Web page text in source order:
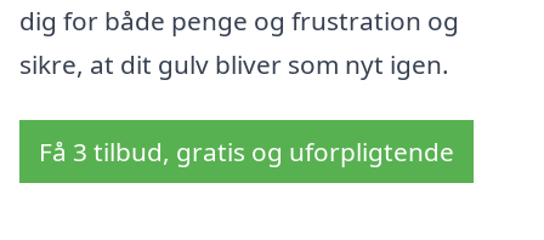
dig for både penge og frustration og
sikre, at dit gulv bliver som nyt igen.
Få 3 tilbud, gratis og uforpligtende